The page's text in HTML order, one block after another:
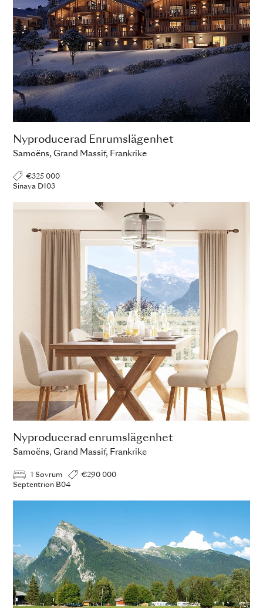
Nyproducerad Enrumslägenhet
Samoëns, Grand Massif, Frankrike
€325 000
Sinaya D103
Nyproducerad enrumslägenhet
Samoëns, Grand Massif, Frankrike
1 Sovrum
€290 000
Septentrion B04